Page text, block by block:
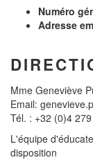
Numéro
Adresse
Mme Geneviève
Email:
Tél. : +32 (0)4
L'équipe
disposition